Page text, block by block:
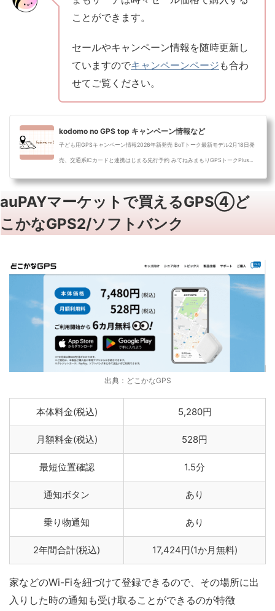
ことができます。
セールやキャンペーン情報を随時更新し
ていますのでキャンペーンページ も合わ
せてご覧ください。
kodomo no GPS top キャンペーン情報など
子ども用GPSキャンペーン情報2026年新発売 BoTトーク最新モデル2月18日発
売、交通系ICカードと連携はじまる先行予約 みてねみまもりGPSトークPlus...
auPAYマーケットで買えるGPS④ど
こかなGPS2/ソフトバンク
出典：どこかなGPS
本体料金(税込) 5,280円
月額料金(税込) 528円
最短位置確認 1.5分
通知ボタン あり
乗り物通知 あり
2年間合計(税込) 17,424円(1か月無料)
家などのWi-Fiを紐づけて登録できるので、その場所に出
入りした時の通知も受け取ることができるのが特徴